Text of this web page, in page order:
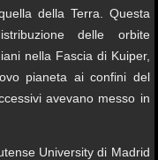
della Terra. Questa
delle orbite
nella Fascia di Kuiper,
pianeta ai confini del
avevano messo in
University di Madrid